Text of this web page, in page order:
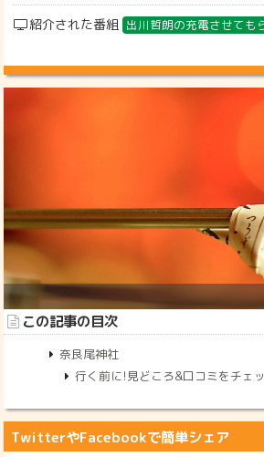
紹介された番組 出川哲朗の充電させても
この記事の目次
奈良尾神社
行く前に!見どころ&口コミをチェ
TwitterやFacebookで簡単シェア